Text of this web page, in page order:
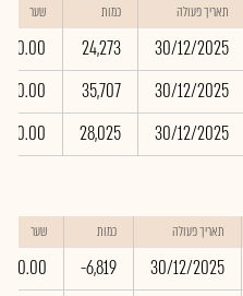
תאריך פעולה כמות שער
30/12/2025
24,273
0.00
30/12/2025
35,707
0.00
30/12/2025
28,025
0.00
תאריך פעולה כמות שער
30/12/2025
-6,819
0.00